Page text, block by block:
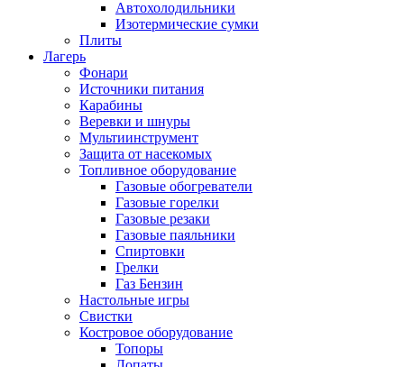
Автохолодильники
Изотермические сумки
Плиты
Лагерь
Фонари
Источники питания
Карабины
Веревки и шнуры
Мультиинструмент
Защита от насекомых
Топливное оборудование
Газовые обогреватели
Газовые горелки
Газовые резаки
Газовые паяльники
Спиртовки
Грелки
Газ Бензин
Настольные игры
Свистки
Костровое оборудование
Топоры